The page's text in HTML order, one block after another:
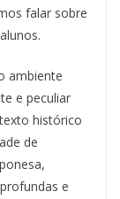
falar sobre
ambiente
e peculiar
histórico
de
e